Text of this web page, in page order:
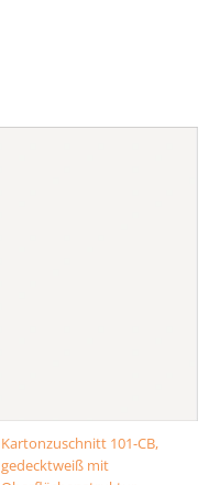
Kartonzuschnitt 101-CB,
gedecktweiß mit